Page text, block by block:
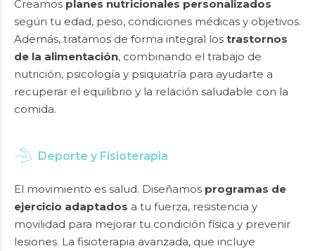
Creamos planes nutricionales personalizados
según tu edad, peso, condiciones médicas y objetivos.
Además, tratamos de forma integral los trastornos
de la alimentación, combinando el trabajo de
nutrición, psicología y psiquiatría para ayudarte a
recuperar el equilibrio y la relación saludable con la
comida.
Deporte y Fisioterapia
El movimiento es salud. Diseñamos programas de
ejercicio adaptados a tu fuerza, resistencia y
movilidad para mejorar tu condición física y prevenir
lesiones. La fisioterapia avanzada, que incluye